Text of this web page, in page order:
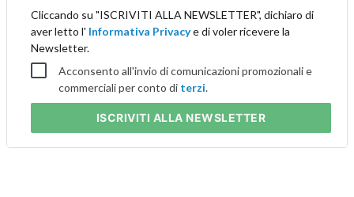
Cliccando su "ISCRIVITI ALLA NEWSLETTER", dichiaro di
aver letto l' Informativa Privacye di voler ricevere la
Newsletter.
Acconsento all'invio di comunicazioni promozionali e
commerciali per conto di terzi.
ISCRIVITI ALLA NEWSLETTER